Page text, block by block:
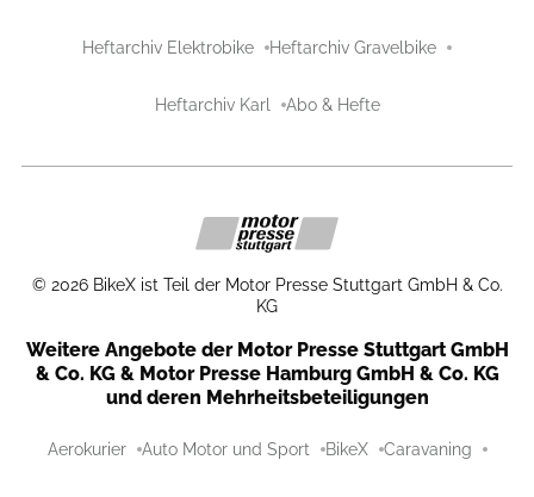
Heftarchiv Elektrobike Heftarchiv Gravelbike
Heftarchiv Karl Abo & Hefte
© 2026 BikeX ist Teil der Motor Presse Stuttgart GmbH & Co.
KG
Weitere Angebote der Motor Presse Stuttgart GmbH
& Co. KG & Motor Presse Hamburg GmbH & Co. KG
und deren Mehrheitsbeteiligungen
Aerokurier Auto Motor und Sport BikeX Caravaning